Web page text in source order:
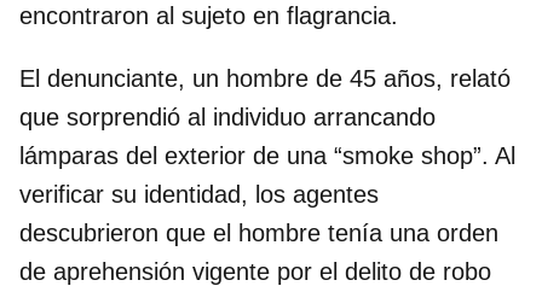
encontraron al sujeto en flagrancia.
El denunciante, un hombre de 45 años, relató
que sorprendió al individuo arrancando
lámparas del exterior de una “smoke shop”. Al
verificar su identidad, los agentes
descubrieron que el hombre tenía una orden
de aprehensión vigente por el delito de robo